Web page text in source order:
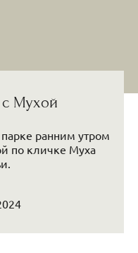
Мухой
ранним утром
по кличке Муха